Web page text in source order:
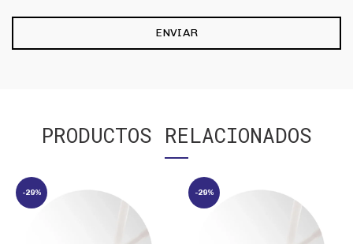
PRODUCTOS RELACIONADOS
-29% -29%